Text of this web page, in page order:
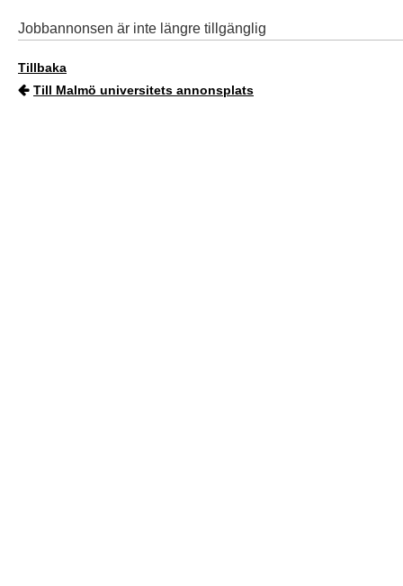
Jobbannonsen är inte längre tillgänglig
Tillbaka
Till Malmö universitets annonsplats